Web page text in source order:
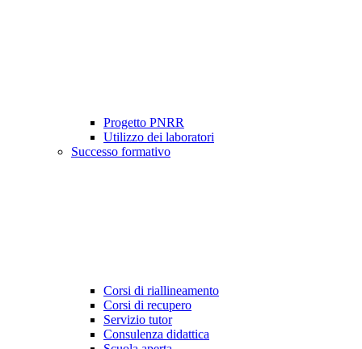
Progetto PNRR
Utilizzo dei laboratori
Successo formativo
Corsi di riallineamento
Corsi di recupero
Servizio tutor
Consulenza didattica